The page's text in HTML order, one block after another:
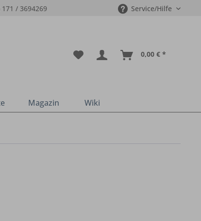
171 / 3694269 Service/Hilfe
0,00 € *
Magazin Wiki